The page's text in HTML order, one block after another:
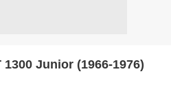
Junior (1966-1976)